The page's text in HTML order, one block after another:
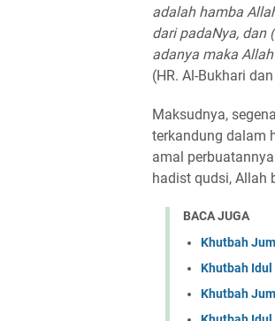
adalah hamba
dari padaNya, dan
adanya maka
(HR. Al-Bukhari
Maksudnya,
terkandung dalam
amal
hadist qudsi, Allah
BACA JUGA
Khutbah
Khutbah Idul
Khutbah